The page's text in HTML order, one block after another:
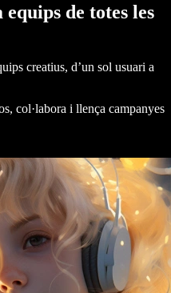
de totes les
creatius, d’un sol usuari a
col·labora i llença campanyes